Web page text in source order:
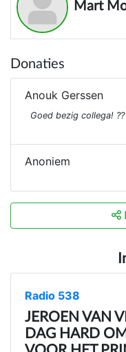
Mart
Donaties
Anouk Gerssen
Goed bezig collega! ??
Anoniem
Radio 538
JEROEN VAN
DAG HARD